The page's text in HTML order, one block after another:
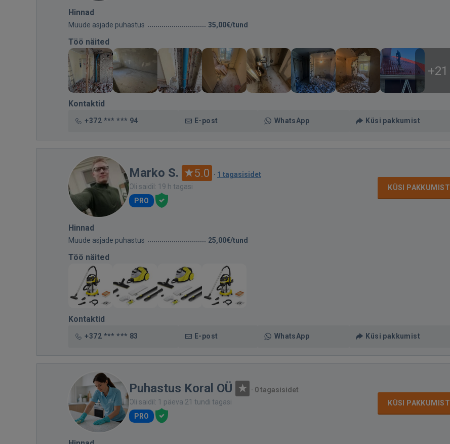
Hinnad
Muude asjade puhastus 35,00€/tund
Töö näited
+21
Kontaktid
+372 *** *** 94 E-post WhatsApp Küsi pakkumist
Marko S. 5.0 · 1 tagasisidet
Oli saidil: 19 h tagasi
PRO
KÜSI PAKKUMIST
Hinnad
Muude asjade puhastus 25,00€/tund
Töö näited
Kontaktid
+372 *** *** 83 E-post WhatsApp Küsi pakkumist
Puhastus Koral OÜ · 0 tagasisidet
Oli saidil: 1 päeva 21 tundi tagasi
PRO
KÜSI PAKKUMIST